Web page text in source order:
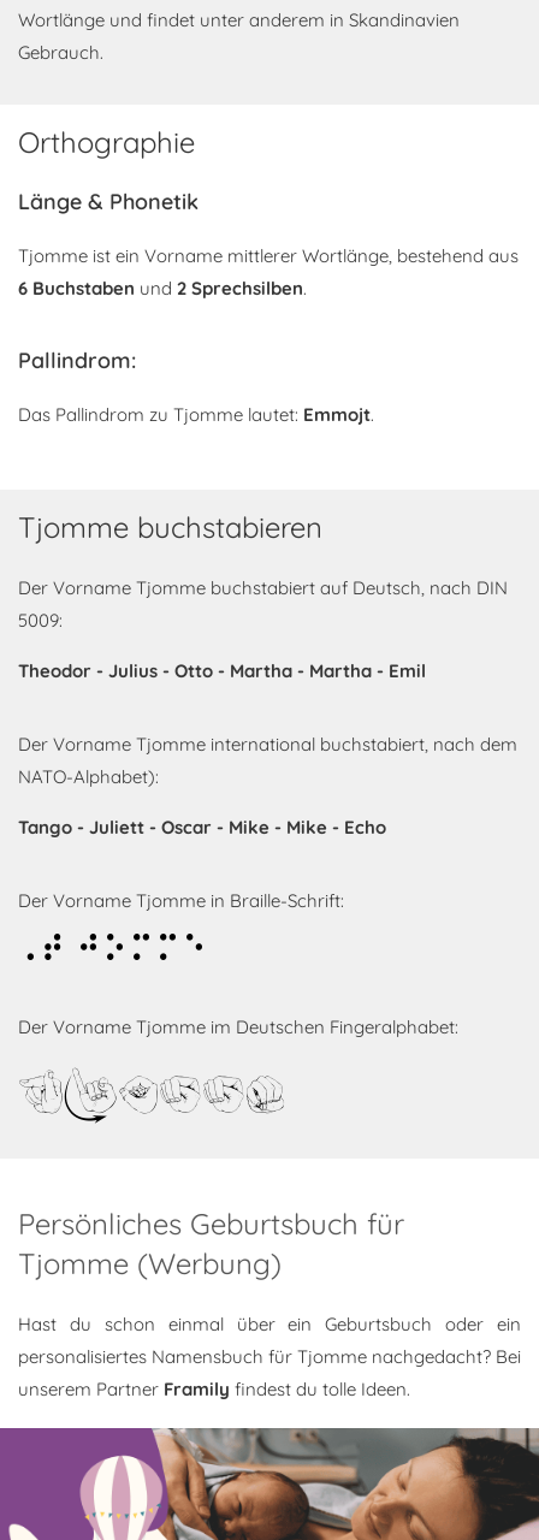
Wortlänge und findet unter anderem in Skandinavien
Gebrauch.
Orthographie
Länge & Phonetik
Tjomme ist ein Vorname mittlerer Wortlänge, bestehend aus
6 Buchstaben und 2 Sprechsilben.
Pallindrom:
Das Pallindrom zu Tjomme lautet: Emmojt.
Tjomme buchstabieren
Der Vorname Tjomme buchstabiert auf Deutsch, nach DIN
5009:
Theodor - Julius - Otto - Martha - Martha - Emil
Der Vorname Tjomme international buchstabiert, nach dem
NATO-Alphabet):
Tango - Juliett - Oscar - Mike - Mike - Echo
Der Vorname Tjomme in Braille-Schrift:
Tjomme
Der Vorname Tjomme im Deutschen Fingeralphabet:
Tjomme
Persönliches Geburtsbuch für
Tjomme (Werbung)
Hast du schon einmal über ein Geburtsbuch oder ein
personalisiertes Namensbuch für Tjomme nachgedacht? Bei
unserem Partner Framily findest du tolle Ideen.